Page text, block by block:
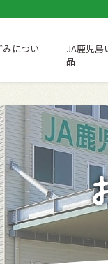
につい
JA鹿児島
品